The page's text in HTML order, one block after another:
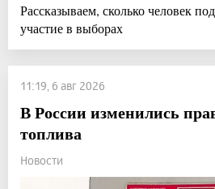
Рассказываем, сколько человек
участие в выборах
11:19, 6 авг 2026
В России изменились
топлива
Новости